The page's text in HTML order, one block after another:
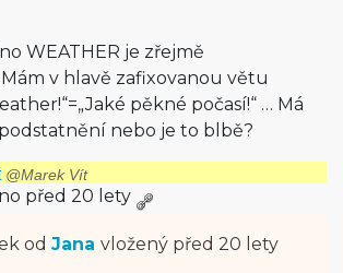
WEATHER je zřejmě
v hlavě zafixovanou větu
pěkné počasí!“ … Má
nebo je to blbě?
@Marek Vít
před 20 lety
od Jana vložený před 20 lety